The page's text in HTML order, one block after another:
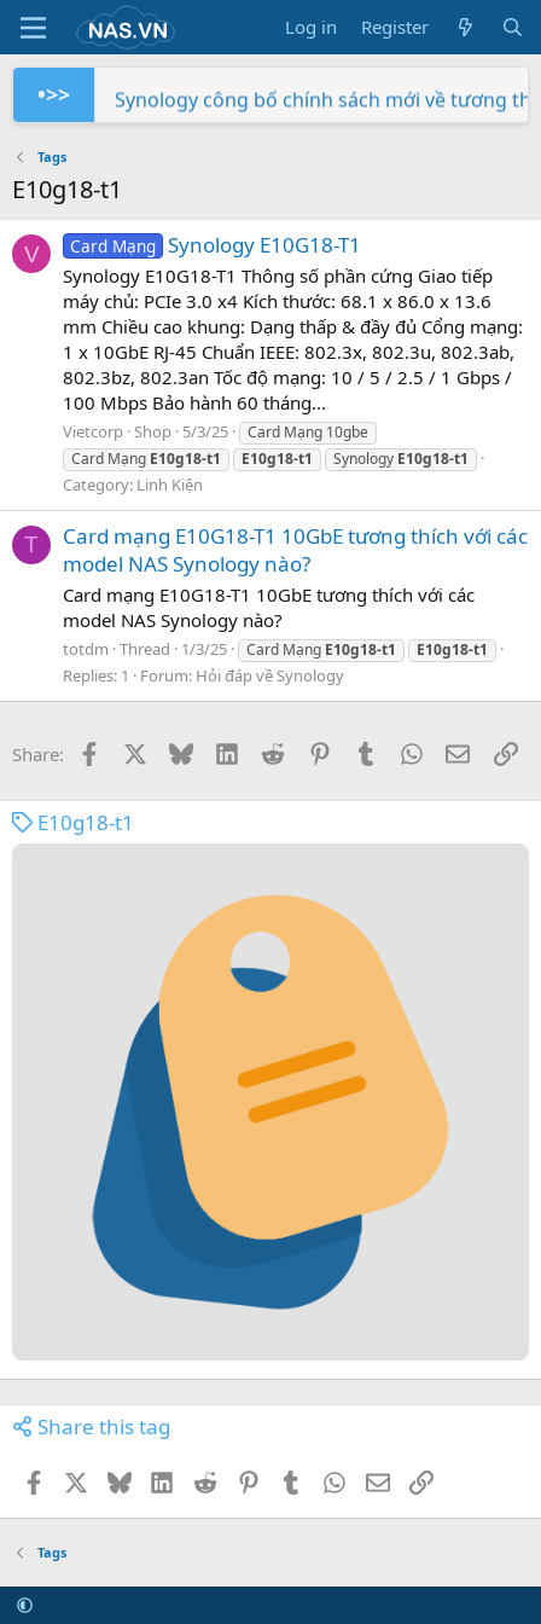
Log in Register
•>>
Synology công bố chính sách mới về tương
Trên tay NAS Synology RS822+
Tags
E10g18-t1
V Card Mạng Synology E10G18-T1
Synology E10G18-T1 Thông số phần cứng Giao tiếp
máy chủ: PCIe 3.0 x4 Kích thước: 68.1 x 86.0 x 13.6
mm Chiều cao khung: Dạng thấp & đầy đủ Cổng mạng:
1 x 10GbE RJ-45 Chuẩn IEEE: 802.3x, 802.3u, 802.3ab,
802.3bz, 802.3an Tốc độ mạng: 10 / 5 / 2.5 / 1 Gbps /
100 Mbps Bảo hành 60 tháng...
Vietcorp Shop 5/3/25
Card Mạng 10gbe
Card Mạng E10g18-t1 E10g18-t1 Synology E10g18-t1
Category: Linh Kiện
T
Card mạng E10G18-T1 10GbE tương thích với các
model NAS Synology nào?
Card mạng E10G18-T1 10GbE tương thích với các
model NAS Synology nào?
totdm Thread 1/3/25 Card Mạng E10g18-t1 E10g18-t1
Replies: 1 Forum: Hỏi đáp về Synology
Share: Facebook Bluesky LinkedInReddit PinterestTumblrWhatsApp
Email
E10g18-t1
Share this tag
Facebook BlueskyLinkedInReddit PinterestTumblr WhatsApp
EmailLink
Tags